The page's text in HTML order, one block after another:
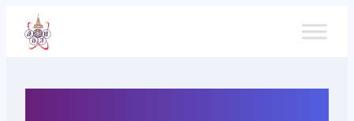
เนื้อหา